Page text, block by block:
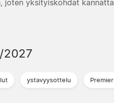
joten yksityiskohdat
ystavyysottelu